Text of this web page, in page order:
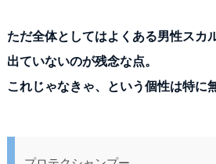
ただ全体としてはよくある男性スカ
出ていないのが残念な点。
これじゃなきゃ、という個性は特に